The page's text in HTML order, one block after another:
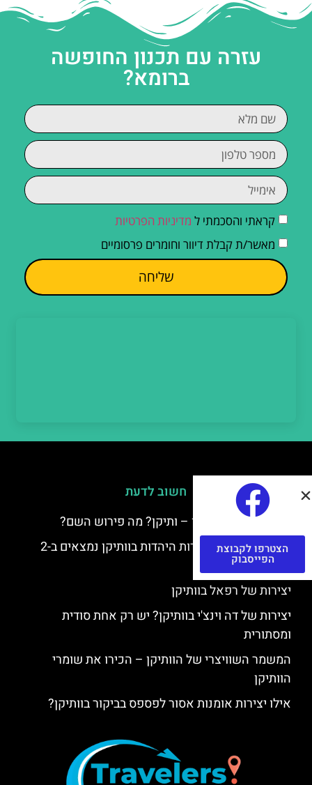
עזרה עם תכנון החופשה
ברומא?
קראתי והסכמתי ל מדיניות הפרטיות
מאשר/ת קבלת דיוור וחומרים פרסומיים
שליחה
חשוב לדעת
למה קוראים לוותיקן – ותיקן? מה פירוש השם?
כתב יד ותיקן – אוצרות היהדות בוותיקן נמצאים ב-2
כתבי יד עתיקים
יצירות של רפאל בוותיקן
יצירות של דה וינצ'י בוותיקן? יש רק אחת סודית
ומסתורית
המשמר השוויצרי של הוותיקן – הכירו את שומרי
הוותיקן
אילו יצירות אומנות אסור לפספס בביקור בוותיקן?
הצטרפו לקבוצת
הפייסבוק